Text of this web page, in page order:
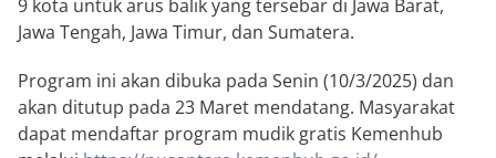
9 kota untuk arus balik yang tersebar di Jawa Barat,
Jawa Tengah, Jawa Timur, dan Sumatera.
Program ini akan dibuka pada Senin (10/3/2025) dan
akan ditutup pada 23 Maret mendatang. Masyarakat
dapat mendaftar program mudik gratis Kemenhub